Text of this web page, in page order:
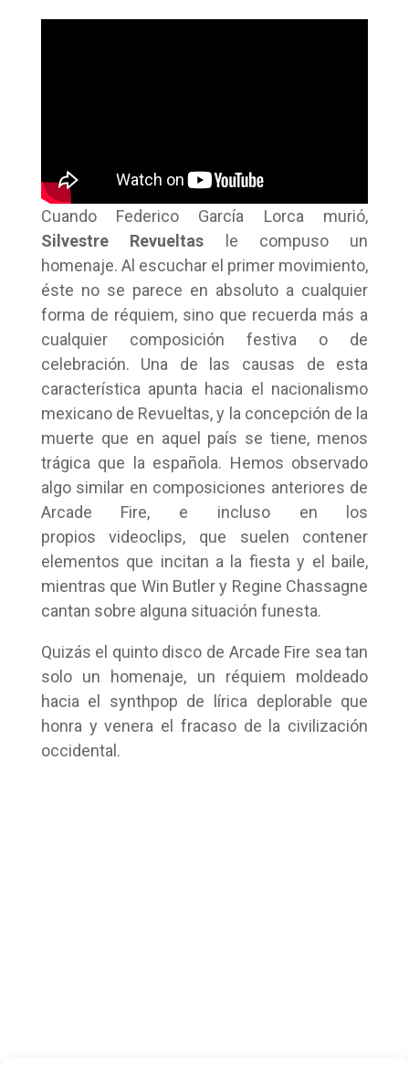
Cuando Federico García Lorca murió,
Silvestre Revueltas le compuso un
homenaje. Al escuchar el primer movimiento,
éste no se parece en absoluto a cualquier
forma de réquiem, sino que recuerda más a
cualquier composición festiva o de
celebración. Una de las causas de esta
característica apunta hacia el nacionalismo
mexicano de Revueltas, y la concepción de la
muerte que en aquel país se tiene, menos
trágica que la española. Hemos observado
algo similar en composiciones anteriores de
Arcade Fire, e incluso en los
propios videoclips, que suelen contener
elementos que incitan a la fiesta y el baile,
mientras que Win Butler y Regine Chassagne
cantan sobre alguna situación funesta.
Quizás el quinto disco de Arcade Fire sea tan
solo un homenaje, un réquiem moldeado
hacia el synthpop de lírica deplorable que
honra y venera el fracaso de la civilización
occidental.